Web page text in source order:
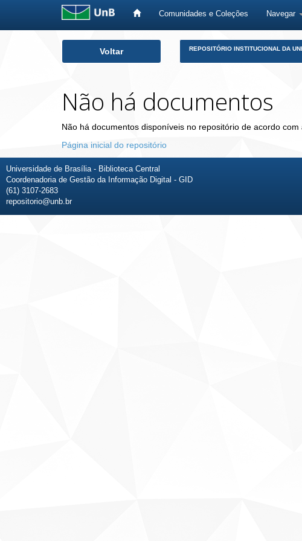
Comunidades e Coleções Navegar
Voltar REPOSITÓRIO INSTITUCIONAL DA
Não há documentos
Não há documentos disponíveis no repositório de acordo com
Página inicial do repositório
Universidade de Brasília - Biblioteca Central
Coordenadoria de Gestão da Informação Digital - GID
(61) 3107-2683
repositorio@unb.br